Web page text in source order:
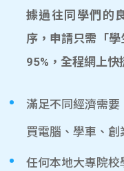
據過往同學們的
序，申請只需「
95%，全程網上快
滿足不同經濟需要
買電腦、學車、創
任何本地大專院校